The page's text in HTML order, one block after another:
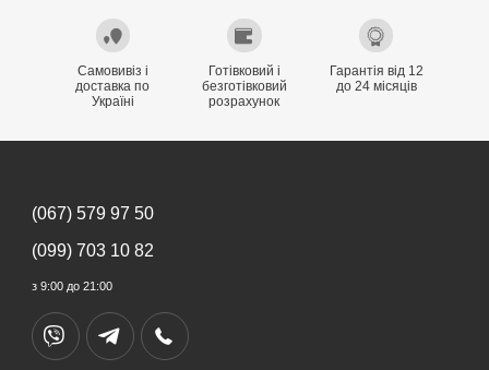
Самовивіз і
доставка по
Україні
Готівковий і
безготівковий
розрахунок
Гарантія від 12
до 24 місяців
(067) 579 97 50
(099) 703 10 82
з 9:00 до 21:00